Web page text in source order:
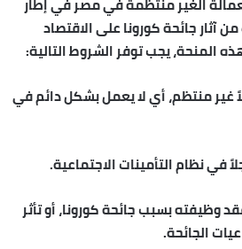
آثار جائحة كورونا على الاقتصاد
المنحة، يجب توفر الشروط التالية:
غير منتظم، أي لا يعمل بشكل دائم في
وظيفته بسبب جائحة كورونا، أو تأثر
الجائحة.